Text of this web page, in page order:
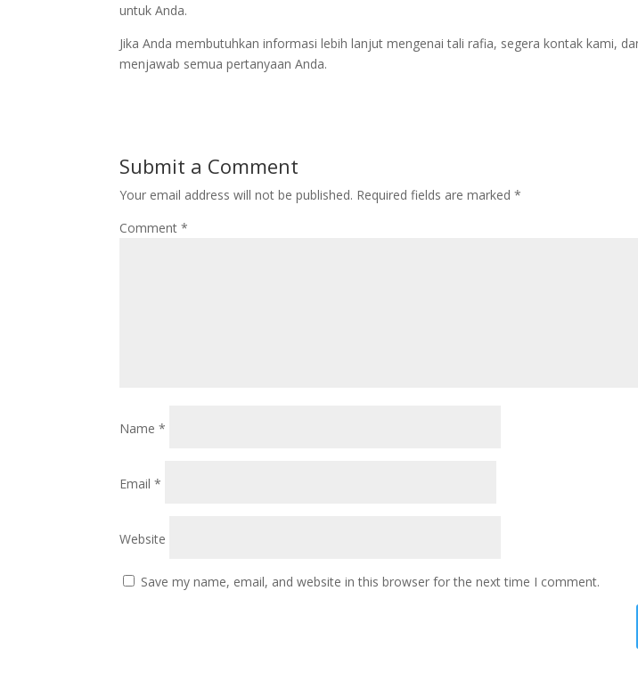
untuk Anda.
Jika Anda membutuhkan informasi lebih lanjut mengenai tali rafia, segera kontak kami,
menjawab semua pertanyaan Anda.
Submit a Comment
Your email address will not be published. Required fields are marked*
Comment*
Name*
Email*
Website
Save my name, email, and website in this browser for the next time I comment.